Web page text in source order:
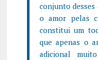
conjunto
o amor pelas
constitui um
que apenas o
adicional